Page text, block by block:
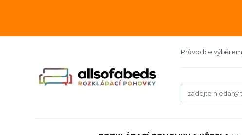
Průvodce výběrem